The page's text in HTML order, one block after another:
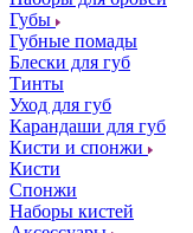
Губы
Губные помады
Блески для губ
Тинты
Уход для губ
Карандаши для губ
Кисти и спонжи
Кисти
Спонжи
Наборы кистей